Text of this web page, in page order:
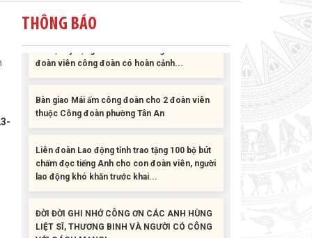
THÔNG BÁO
hỗ trợ xây dựng nhà Mái ấm Công đoàn cho
Bàn giao Mái ấm công đoàn cho 2 đoàn viên
Liên đoàn Lao động tỉnh trao tặng 100 bộ bút
lao động khó khăn trước khai...
ĐỜI ĐỜI GHI NHỚ CÔNG ƠN CÁC ANH HÙNG
VỚI CÁCH MẠNG!